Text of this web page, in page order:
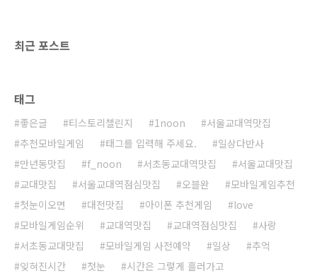
최근 포스트
태그
좋은글 티스토리챌린지 1noon
서울교대역맛집
추천모바일게임
태그를 입력해 주세요.
일상다반사
만년동맛집
f_noon 서초동교대역맛집
서울교대맛집
교대맛집
서울교대역점심맛집 오블완
모바일게임추천
첫눈이오면
대전맛집 아이폰 추천게임
love
모바일게임순위
교대역맛집 교대역점심맛집
사랑
서초동교대맛집
모바일게임 사전예약 일상
추억
잊혀진시간
첫눈 시간은 그렇게 흘러가고